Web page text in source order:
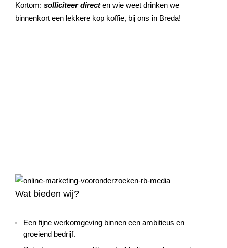
Kortom: solliciteer directen wie weet drinken we
binnenkort een lekkere kop koffie, bij ons in Breda!
Wat bieden wij?
Een fijne werkomgeving binnen een ambitieus en
groeiend bedrijf.